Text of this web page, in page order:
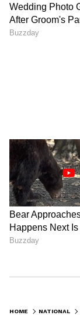
HOME NATIONAL